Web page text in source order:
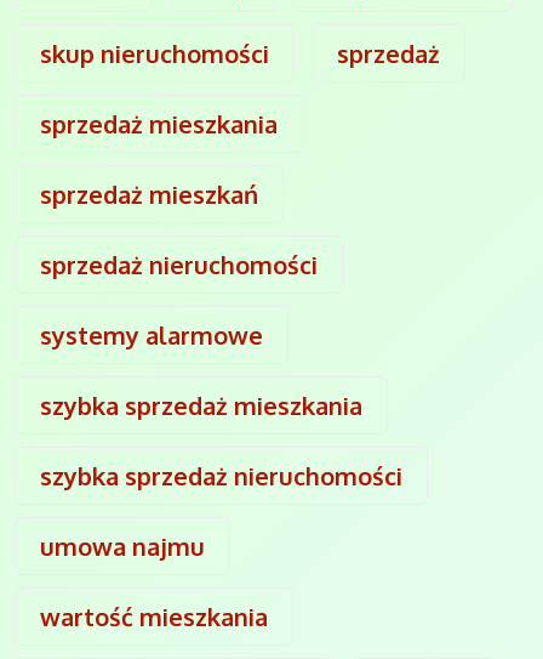
skup nieruchomości sprzedaż
sprzedaż mieszkania
sprzedaż mieszkań
sprzedaż nieruchomości
systemy alarmowe
szybka sprzedaż mieszkania
szybka sprzedaż nieruchomości
umowa najmu
wartość mieszkania